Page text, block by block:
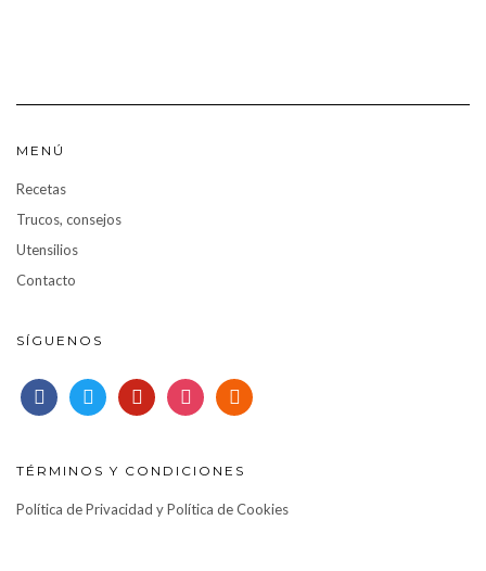
MENÚ
Recetas
Trucos, consejos
Utensilios
Contacto
SÍGUENOS
facebooktwitter pinterestinstagramrss
TÉRMINOS Y CONDICIONES
Política de Privacidad y Política de Cookies